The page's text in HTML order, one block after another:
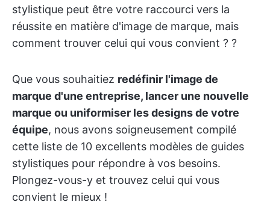
stylistique peut être votre raccourci vers la
réussite en matière d'image de marque, mais
comment trouver celui qui vous convient ? ?
Que vous souhaitiez redéfinir l'image de
marque d'une entreprise, lancer une nouvelle
marque ou uniformiser les designs de votre
équipe, nous avons soigneusement compilé
cette liste de 10 excellents modèles de guides
stylistiques pour répondre à vos besoins.
Plongez-vous-y et trouvez celui qui vous
convient le mieux !